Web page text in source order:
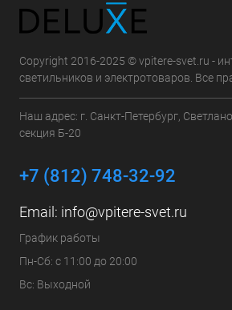
Copyright 2016-2025 © vpitere-svet.ru -
светильников и электротоваров. Все
Наш адрес: г. Санкт-Петербург,
секция Б-20
+7 (812) 748-32-92
Email: info@vpitere-svet.ru
График работы
Пн-Сб: с 11:00 до 20:00
Вс: Выходной